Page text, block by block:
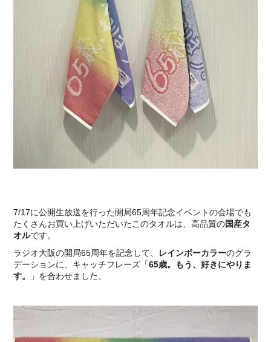
7/17に公開生放送を行った開局65周年記念イベントの会場でも
たくさんお買い上げいただいたこのタオルは、高品質の国産タ
オルです。
ラジオ大阪の開局65周年を記念して、
レインボーカラーのグラ
デーションに、キャッチフレーズ「65歳。もう、好きにやりま
す。
」を合わせました。